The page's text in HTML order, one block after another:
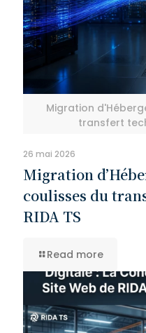
Migration
transfert
26 mai 2026
Migration
coulisses du
RIDA TS
Read more